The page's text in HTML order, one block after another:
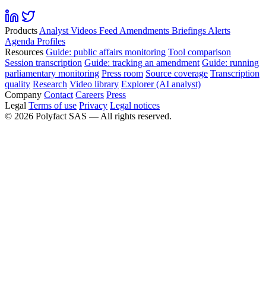
Products Analyst Videos Feed Amendments Briefings Alerts
Agenda Profiles
Resources Guide: public affairs monitoring Tool comparison
Session transcription Guide: tracking an amendment Guide: running
parliamentary monitoring Press room Source coverage Transcription
quality Research Video library Explorer (AI analyst)
Company Contact Careers Press
Legal Terms of use Privacy Legal notices
© 2026 Polyfact SAS — All rights reserved.